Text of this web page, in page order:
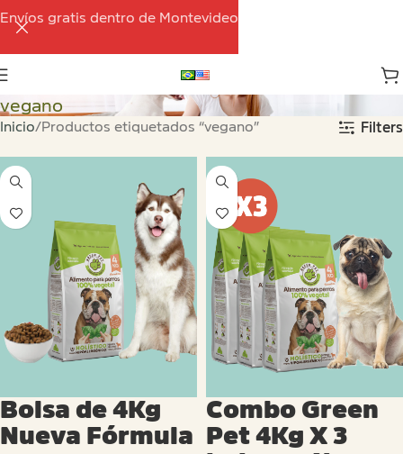
vegano
Inicio Productos etiquetados “vegano” Filters
Bolsa de 4Kg
Nueva Fórmula
Combo Green
Pet 4Kg X 3
Envíos gratis dentro de Montevideo